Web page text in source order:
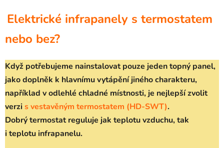
Elektrické infrapanely s termostatem
nebo bez?
Když potřebujeme nainstalovat pouze jeden topný panel,
jako doplněk k hlavnímu vytápění jiného charakteru,
například v odlehlé chladné místnosti, je nejlepší zvolit
verzis vestavěným termostatem (HD-SWT).
Dobrý termostat reguluje jak teplotu vzduchu, tak
i teplotu infrapanelu.